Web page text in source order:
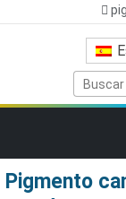
Pigmento